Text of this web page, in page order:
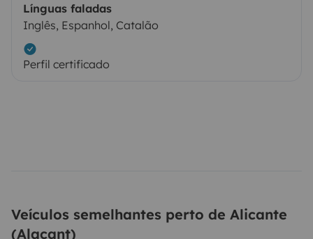
Línguas faladas
Inglês, Espanhol, Catalão
Perfil certificado
Veículos semelhantes perto de Alicante
(Alacant)